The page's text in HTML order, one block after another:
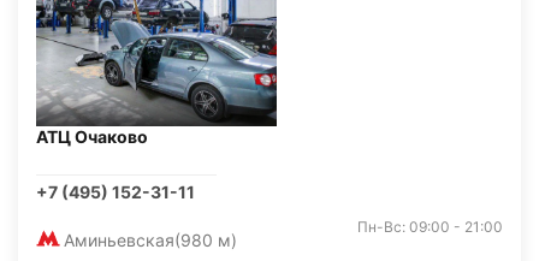
АТЦ Очаково
+7 (495) 152-31-11
Аминьевская(980 м)
Пн-Вс: 09:00 - 21:00